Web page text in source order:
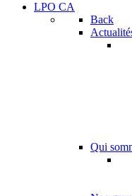
LPO CA
Back
Qui